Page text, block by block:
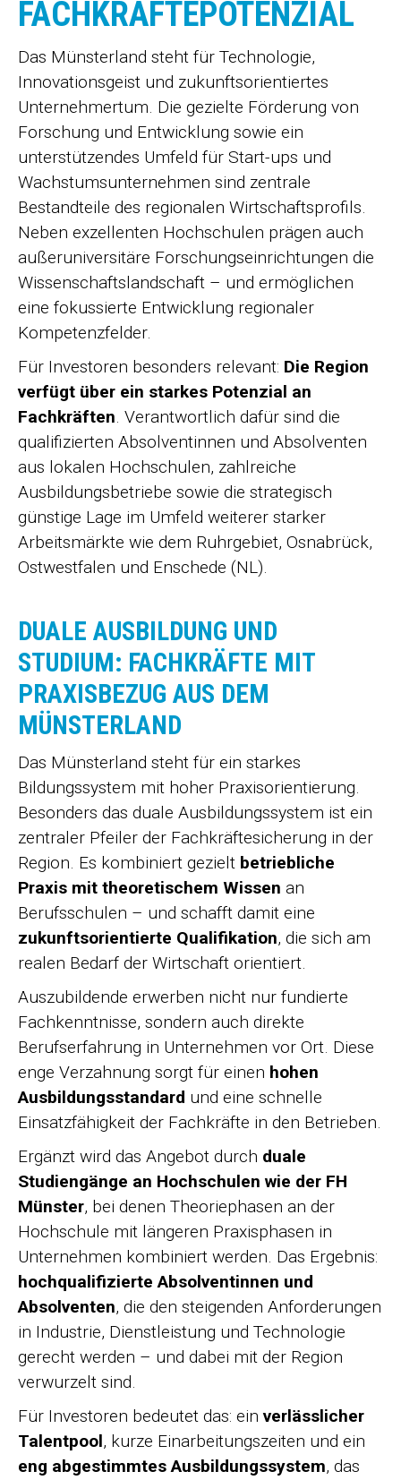
FACHKRÄFTEPOTENZIAL
Das Münsterland steht für Technologie,
Innovationsgeist und zukunftsorientiertes
Unternehmertum. Die gezielte Förderung von
Forschung und Entwicklung sowie ein
unterstützendes Umfeld für Start-ups und
Wachstumsunternehmen sind zentrale
Bestandteile des regionalen Wirtschaftsprofils.
Neben exzellenten Hochschulen prägen auch
außeruniversitäre Forschungseinrichtungen die
Wissenschaftslandschaft – und ermöglichen
eine fokussierte Entwicklung regionaler
Kompetenzfelder.
Für Investoren besonders relevant: Die Region
verfügt über ein starkes Potenzial an
Fachkräften. Verantwortlich dafür sind die
qualifizierten Absolventinnen und Absolventen
aus lokalen Hochschulen, zahlreiche
Ausbildungsbetriebe sowie die strategisch
günstige Lage im Umfeld weiterer starker
Arbeitsmärkte wie dem Ruhrgebiet, Osnabrück,
Ostwestfalen und Enschede (NL).
DUALE AUSBILDUNG UND
STUDIUM: FACHKRÄFTE MIT
PRAXISBEZUG AUS DEM
MÜNSTERLAND
Das Münsterland steht für ein starkes
Bildungssystem mit hoher Praxisorientierung.
Besonders das duale Ausbildungssystem ist ein
zentraler Pfeiler der Fachkräftesicherung in der
Region. Es kombiniert gezielt betriebliche
Praxis mit theoretischem Wissen an
Berufsschulen – und schafft damit eine
zukunftsorientierte Qualifikation, die sich am
realen Bedarf der Wirtschaft orientiert.
Auszubildende erwerben nicht nur fundierte
Fachkenntnisse, sondern auch direkte
Berufserfahrung in Unternehmen vor Ort. Diese
enge Verzahnung sorgt für einen hohen
Ausbildungsstandard und eine schnelle
Einsatzfähigkeit der Fachkräfte in den Betrieben.
Ergänzt wird das Angebot durch duale
Studiengänge an Hochschulen wie der FH
Münster, bei denen Theoriephasen an der
Hochschule mit längeren Praxisphasen in
Unternehmen kombiniert werden. Das Ergebnis:
hochqualifizierte Absolventinnen und
Absolventen, die den steigenden Anforderungen
in Industrie, Dienstleistung und Technologie
gerecht werden – und dabei mit der Region
verwurzelt sind.
Für Investoren bedeutet das: einverlässlicher
Talentpool, kurze Einarbeitungszeiten und ein
eng abgestimmtes Ausbildungssystem, das